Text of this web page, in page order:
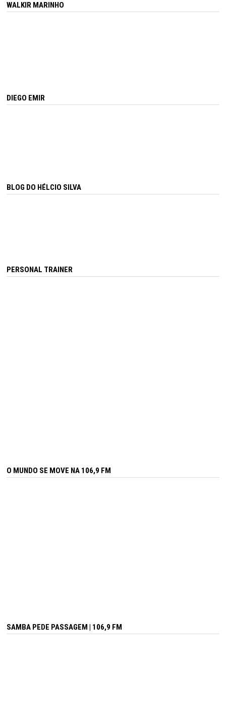
WALKIR MARINHO
DIEGO EMIR
BLOG DO HÉLCIO SILVA
PERSONAL TRAINER
O MUNDO SE MOVE NA 106,9 FM
SAMBA PEDE PASSAGEM | 106,9 FM